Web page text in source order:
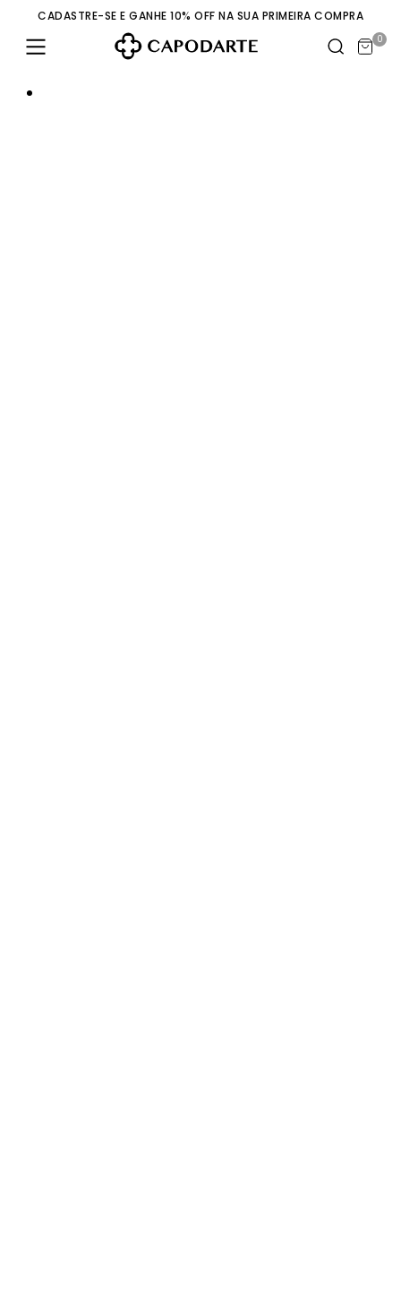
CADASTRE-SE E GANHE 10% OFF NA SUA PRIMEIRA COMPRA
0